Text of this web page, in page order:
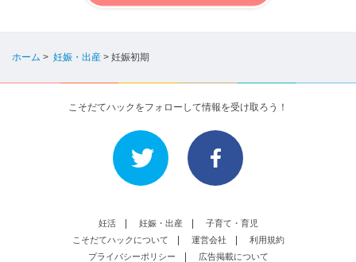
ホーム > 妊娠・出産 > 妊娠初期
こそだてハックをフォローして情報を受け取ろう！
妊活 妊娠・出産
子育て・育児
こそだてハックについて
運営会社
利用規約
プライバシーポリシー
広告掲載について